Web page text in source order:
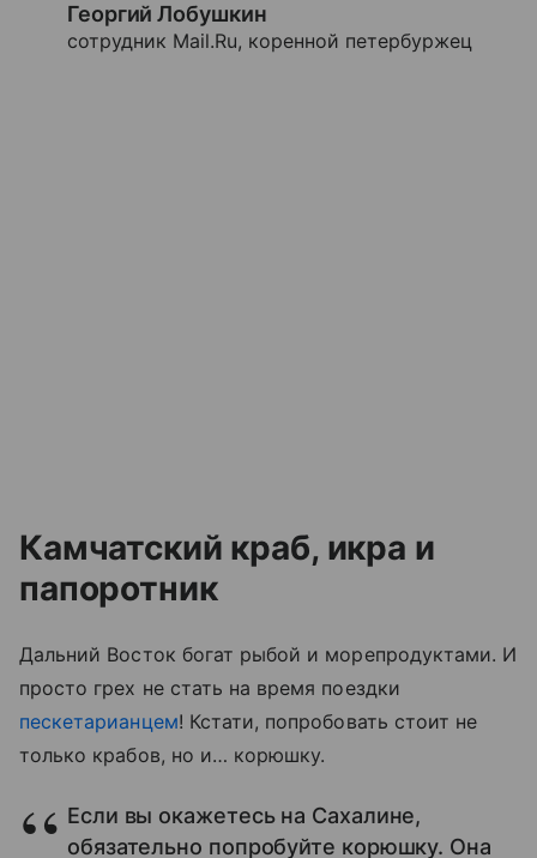
Георгий Лобушкин
сотрудник Mail.Ru, коренной петербуржец
Камчатский краб, икра и
папоротник
Дальний Восток богат рыбой и морепродуктами. И
просто грех не стать на время поездки
пескетарианцем! Кстати, попробовать стоит не
только крабов, но и… корюшку.
Если вы окажетесь на Сахалине,
обязательно попробуйте корюшку. Она